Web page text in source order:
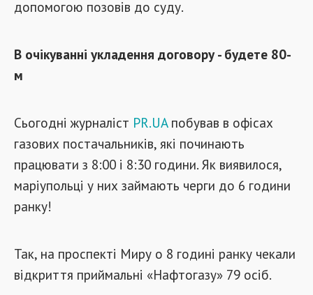
допомогою позовів до суду.
В очікуванні укладення договору - будете 80-
м
Сьогодні журналіст PR.UAпобував в офісах
газових постачальників, які починають
працювати з 8:00 і 8:30 години. Як виявилося,
маріупольці у них займають черги до 6 години
ранку!
Так, на проспекті Миру о 8 годині ранку чекали
відкриття приймальні «Нафтогазу» 79 осіб.